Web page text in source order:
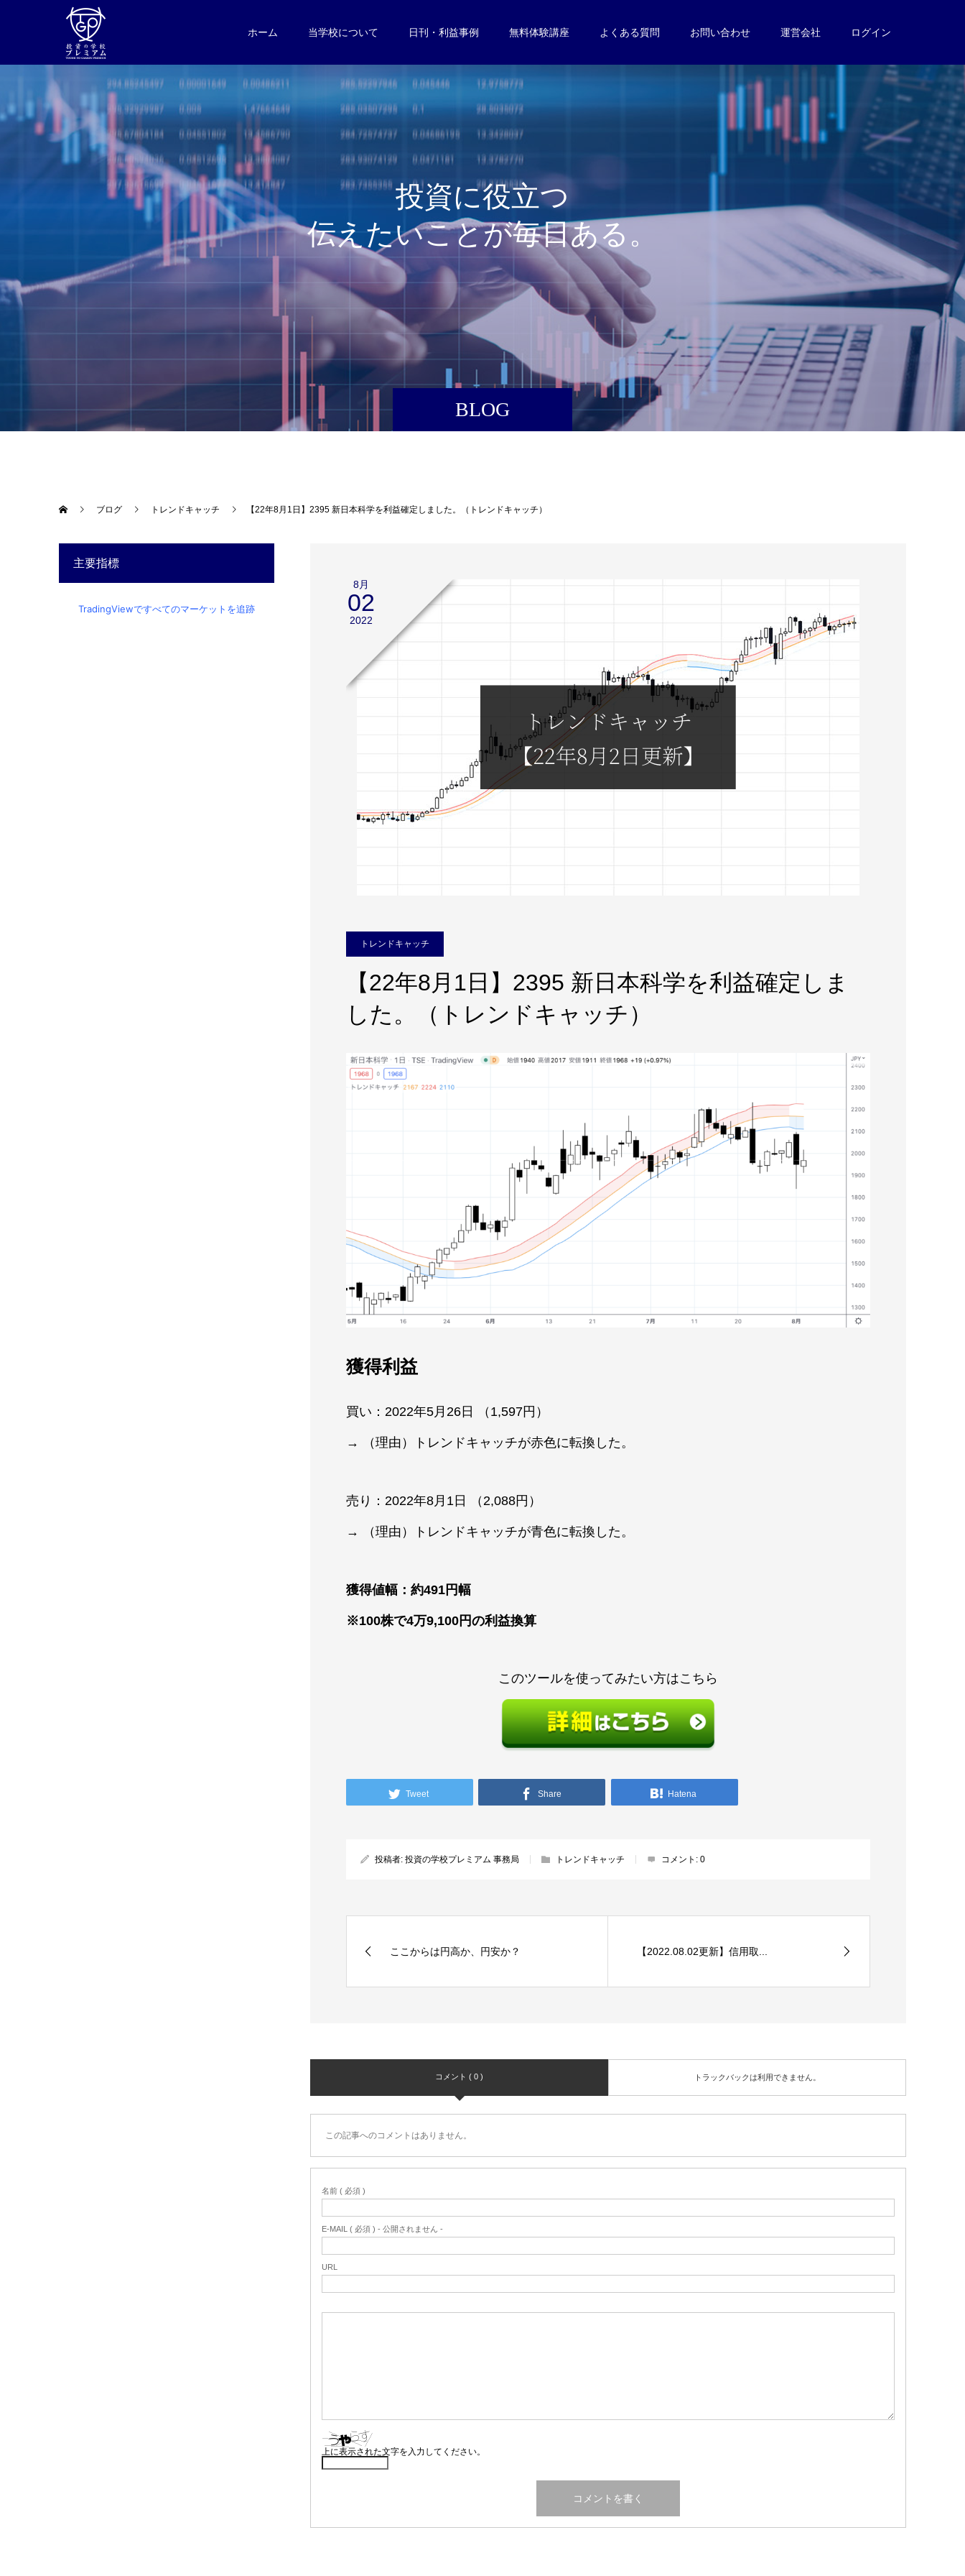
ホーム 当学校について 日刊・利益事例 無料体験講座 よくある質問 お問い合わせ 運営会社 ログイン
BLOG
投資に役立つ
伝え たいことが毎日あ る 。
ブログ トレンドキャッチ 【22年8月1日】2395 新日本科学を利益確定しました。（トレンドキャッチ）
8月
02
2022
トレンドキャッチ
【22年8月1日】2395 新日本科学を利益確定しま
した。（トレンドキャッチ）
獲得利益
買い：2022年5月26日 （1,597円）
→ （理由）トレンドキャッチが赤色に転換した。
売り：2022年8月1日 （2,088円）
→ （理由）トレンドキャッチが青色に転換した。
獲得値幅：約491円幅
※100株で4万9,100円の利益換算
このツールを使ってみたい方はこちら
Tweet Share Hatena
投稿者:投資の学校プレミアム 事務局 トレンドキャッチ コメント:0
ここからは円高か、円安か？ 【2022.08.02更新】信用取...
コメント ( 0 ) トラックバックは利用できません。
この記事へのコメントはありません。
名前 ( 必須 )
E-MAIL ( 必須 ) - 公開されません -
URL
上に表示された文字を入力してください。
主要指標
TradingViewですべてのマーケットを追跡